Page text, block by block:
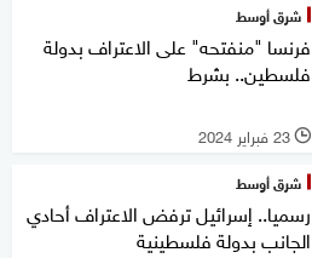
شرق أوسط
فرنسا "منفتحه" على الاعتراف بدولة
فلسطين.. بشرط
l 23 فبراير 2024
شرق أوسط
رسميا.. إسرائيل ترفض الاعتراف أحادي
الجانب بدولة فلسطينية